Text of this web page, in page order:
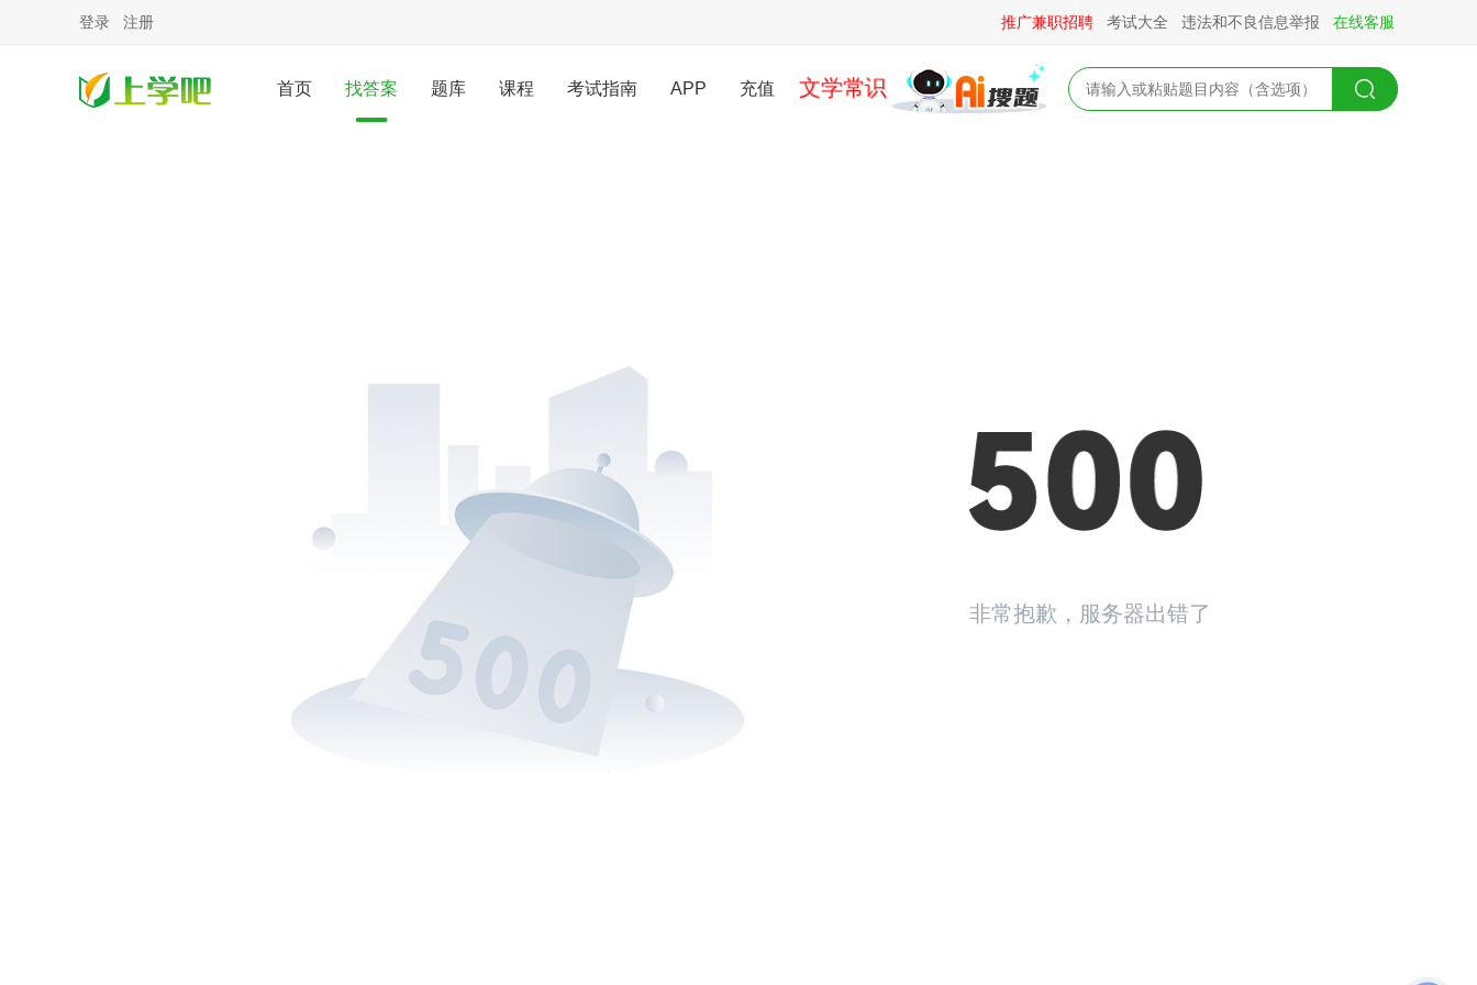
登录 注册 推广兼职招聘 考试大全 违法和不良信息举报 在线客服
首页 找答案 题库 课程 考试指南 APP 充值 文学常识
非常抱歉，服务器出错了